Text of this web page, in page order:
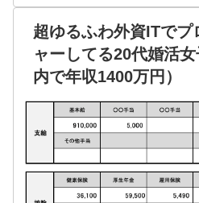
超ゆるふわ外資ITでプ
ャーしてる20代婚活
内で年収1400万円）